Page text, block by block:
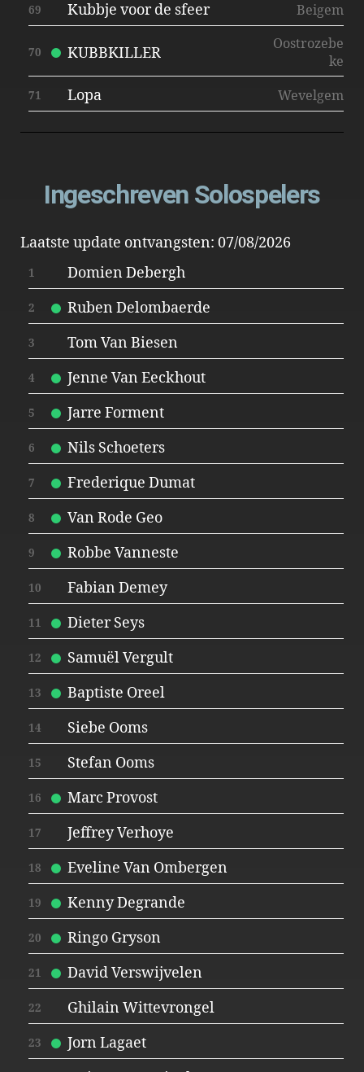
69 Kubbje voor de sfeer Beigem
70 KUBBKILLER
Oostrozebe
ke
71 Lopa Wevelgem
Ingeschreven Solospelers
Laatste update ontvangsten: 07/08/2026
1 Domien Debergh
2 Ruben Delombaerde
3 Tom Van Biesen
4 Jenne Van Eeckhout
5 Jarre Forment
6 Nils Schoeters
7 Frederique Dumat
8 Van Rode Geo
9 Robbe Vanneste
10 Fabian Demey
11 Dieter Seys
12 Samuël Vergult
13 Baptiste Oreel
14 Siebe Ooms
15 Stefan Ooms
16 Marc Provost
17 Jeffrey Verhoye
18 Eveline Van Ombergen
19 Kenny Degrande
20 Ringo Gryson
21 David Verswijvelen
22 Ghilain Wittevrongel
23 Jorn Lagaet